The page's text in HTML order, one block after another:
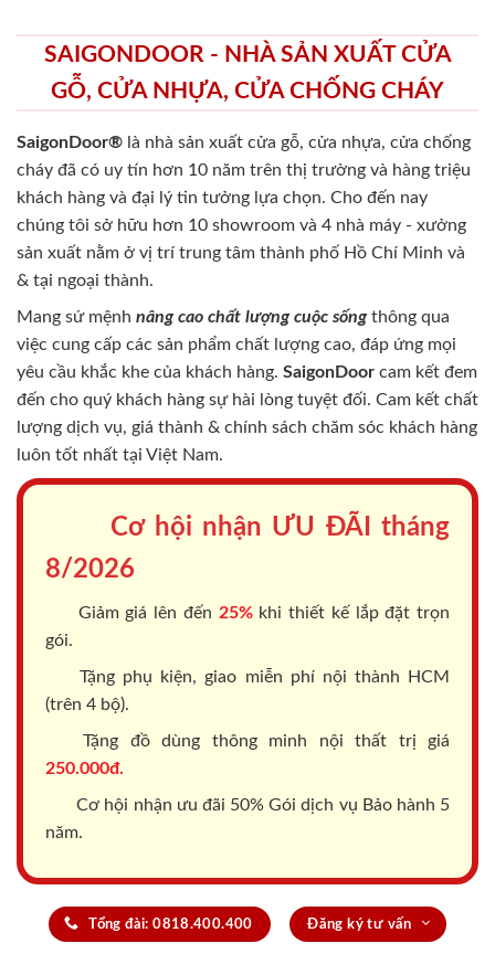
SAIGONDOOR - NHÀ SẢN XUẤT CỬA
GỖ, CỬA NHỰA, CỬA CHỐNG CHÁY
SaigonDoor® là nhà sản xuất cửa gỗ, cửa nhựa, cửa chống
cháy đã có uy tín hơn 10 năm trên thị trường và hàng triệu
khách hàng và đại lý tin tưởng lựa chọn. Cho đến nay
chúng tôi sở hữu hơn 10 showroom và 4 nhà máy - xưởng
sản xuất nằm ở vị trí trung tâm thành phố Hồ Chí Minh và
& tại ngoại thành.
Mang sứ mệnh nâng cao chất lượng cuộc sốngthông qua
việc cung cấp các sản phẩm chất lượng cao, đáp ứng mọi
yêu cầu khắc khe của khách hàng. SaigonDoor cam kết đem
đến cho quý khách hàng sự hài lòng tuyệt đối. Cam kết chất
lượng dịch vụ, giá thành & chính sách chăm sóc khách hàng
luôn tốt nhất tại Việt Nam.
Cơ hội nhận ƯU ĐÃI tháng
8/2026
Giảm giá lên đến 25%khi thiết kế lắp đặt trọn
gói.
Tặng phụ kiện, giao miễn phí nội thành HCM
(trên 4 bộ).
Tặng đồ dùng thông minh nội thất trị giá
250.000đ.
Cơ hội nhận ưu đãi 50% Gói dịch vụ Bảo hành 5
năm.
Tổng đài: 0818.400.400 Đăng ký tư vấn